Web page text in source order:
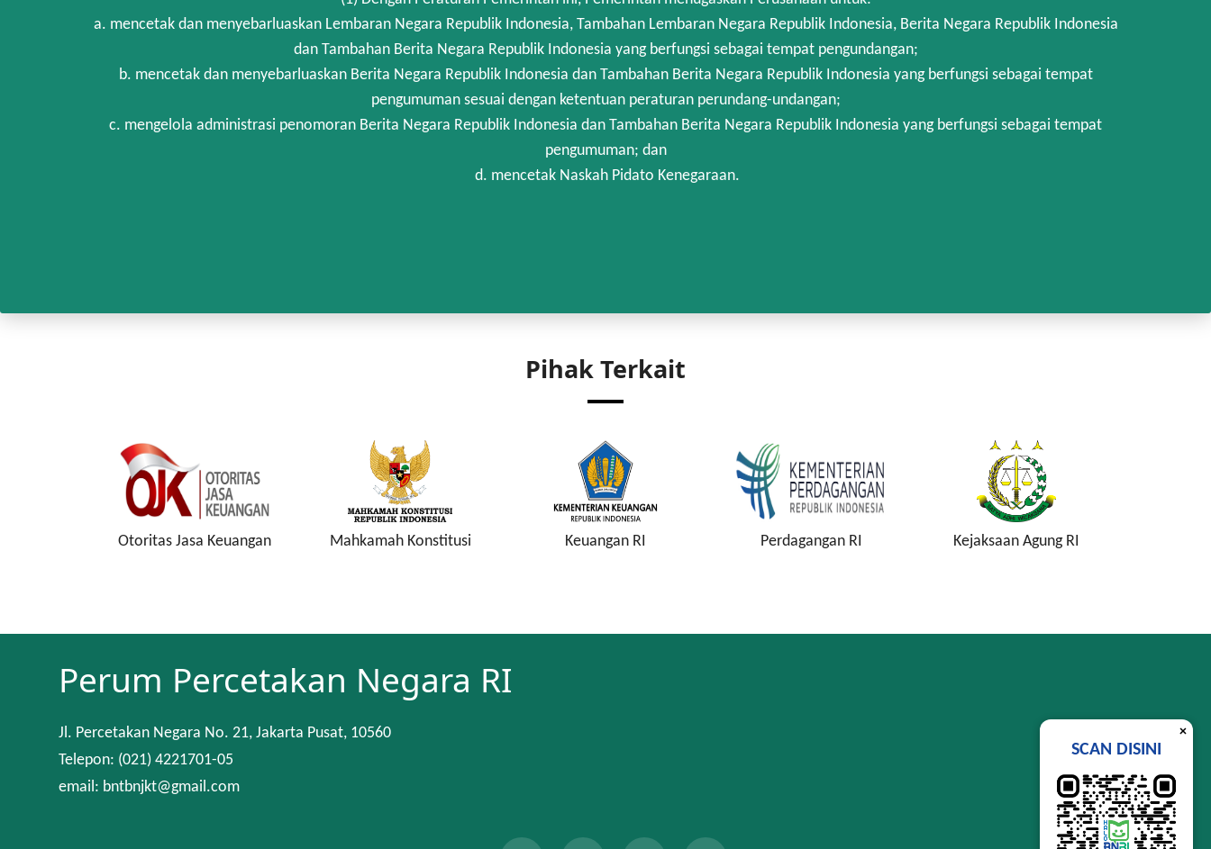
a. mencetak dan menyebarluaskan Lembaran Negara Republik Indonesia, Tambahan Lembaran Negara Republik Indonesia, Berita Negara Republik Indonesia
dan Tambahan Berita Negara Republik Indonesia yang berfungsi sebagai tempat pengundangan;
b. mencetak dan menyebarluaskan Berita Negara Republik Indonesia dan Tambahan Berita Negara Republik Indonesia yang berfungsi sebagai tempat
pengumuman sesuai dengan ketentuan peraturan perundang-undangan;
c. mengelola administrasi penomoran Berita Negara Republik Indonesia dan Tambahan Berita Negara Republik Indonesia yang berfungsi sebagai tempat
pengumuman; dan
d. mencetak Naskah Pidato Kenegaraan.
Pihak Terkait
Mahkamah Konstitusi Keuangan RI Perdagangan RI Kejaksaan Agung RI
Komisi Pemberantasan
Perum Percetakan Negara RI
Jl. Percetakan Negara No. 21, Jakarta Pusat, 10560
Telepon: (021) 4221701-05
email: bntbnjkt@gmail.com
×
SCAN DISINI